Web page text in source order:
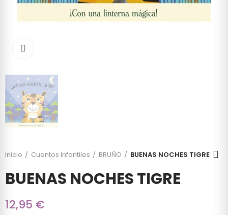
Inicio Cuentos Infantiles BRUÑO BUENAS NOCHES TIGRE
BUENAS NOCHES TIGRE
12,95 €